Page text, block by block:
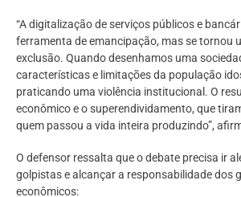
“A digitalização de serviços públicos e
ferramenta de emancipação, mas se tornou
exclusão. Quando desenhamos uma
características e limitações da população
praticando uma violência institucional. O
econômico e o superendividamento, que
quem passou a vida inteira produzindo”,
O defensor ressalta que o debate precisa ir
golpistas e alcançar a responsabilidade dos
econômicos: